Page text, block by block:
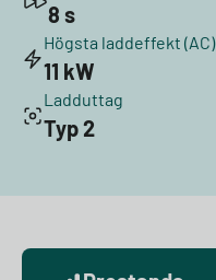
8 s
Högsta laddeffekt (AC)
11 kW
Ladduttag
Typ 2